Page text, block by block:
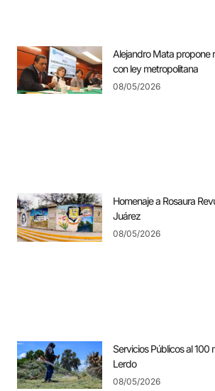
Alejandro Mata propone
con ley metropolitana
08/05/2026
Homenaje a Rosaura
Juárez
08/05/2026
Servicios Públicos al 100
Lerdo
08/05/2026